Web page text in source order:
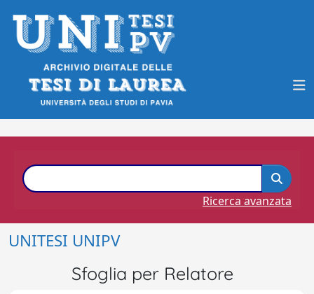
Ricerca avanzata
UNITESI UNIPV
Sfoglia per Relatore